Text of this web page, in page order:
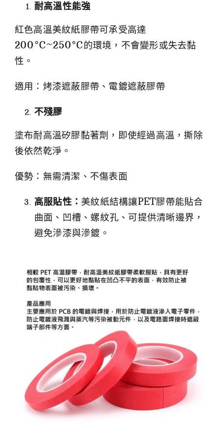
耐高溫性能強
紅色高溫美紋紙膠帶可承受高達
200°C~250°C的環境，不會變形或失去黏
性。
適用：烤漆遮蔽膠帶、電鍍遮蔽膠帶
不殘膠
塗布耐高溫矽膠黏著劑，即使經過高溫，撕除
後依然乾淨。
優勢：無需清潔、不傷表面
高服貼性： 美紋紙結構讓PET膠帶能貼合
曲面、凹槽、螺紋孔、可提供清晰邊界，
避免滲漆與滲鍍。